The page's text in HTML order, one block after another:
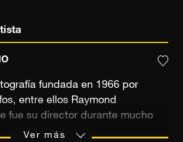
fundada en 1966 por
entre ellos Raymond
fue su director durante mucho
fin de controlar mejor sus
Ver más